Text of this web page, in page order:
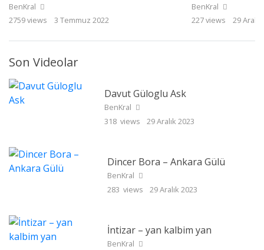
BenKral
2759 views
3 Temmuz 2022
BenKral
227 views
29
Son Videolar
Davut Güloglu Ask
BenKral
318 views
29 Aralık 2023
Dincer Bora – Ankara Gülü
BenKral
283 views
29 Aralık 2023
İntizar – yan kalbim yan
BenKral